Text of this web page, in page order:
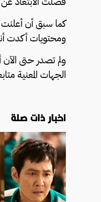
كما سبق أن
ومحتويات أكدت
ولم تصدر حتى الآن
الجهات المعنية
اخبار ذات صلة